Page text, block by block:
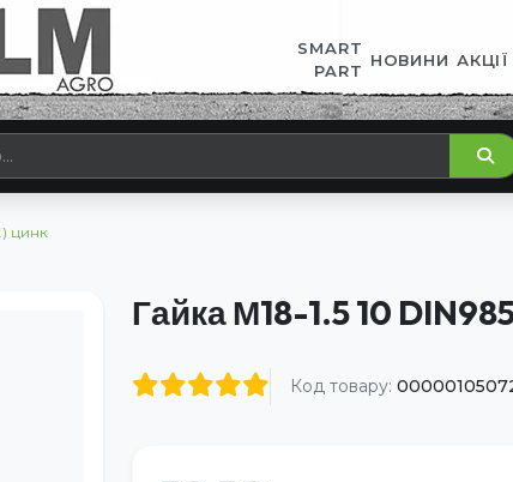
SMART
PART
НОВИНИ АКЦІЇ
цинк
Гайка М18-1.5 10
Код товару: